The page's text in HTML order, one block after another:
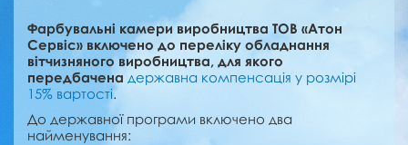
Фарбувальні камери виробництва ТОВ «Атон
Сервіс» включено до переліку обладнання
вітчизняного виробництва, для якого
передбачена державна компенсація у розмірі
15% вартості.
До державної програми включено два
найменування: